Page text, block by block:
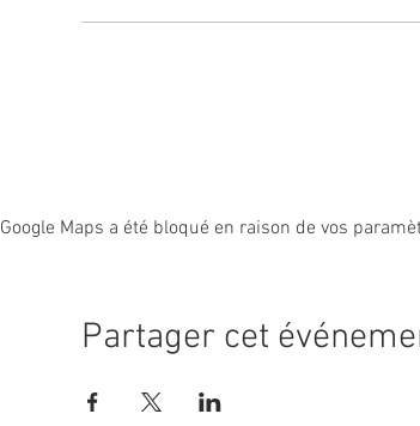
Google Maps a été bloqué en raison de vos
Partager cet